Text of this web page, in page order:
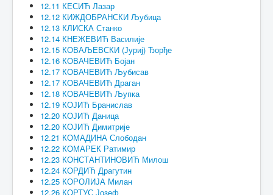
12.11 КЕСИЋ Лазар
12.12 КИЖДОБРАНСКИ Љубица
12.13 КЛИСКА Станко
12.14 КНЕЖЕВИЋ Василије
12.15 КОВАЉЕВСКИ (Јуриј) Ђорђе
12.16 КОВАЧЕВИЋ Бојан
12.17 КОВАЧЕВИЋ Љубисав
12.17 КОВАЧЕВИЋ Драган
12.18 КОВАЧЕВИЋ Љупка
12.19 КОЈИЋ Бранислав
12.20 КОЈИЋ Даница
12.20 КОЈИЋ Димитрије
12.21 КОМАДИНА Слободан
12.22 КОМАРЕК Ратимир
12.23 КОНСТАНТИНОВИЋ Милош
12.24 КОРДИЋ Драгутин
12.25 КОРОЛИЈА Милан
12.26 КОРТУС Јозеф